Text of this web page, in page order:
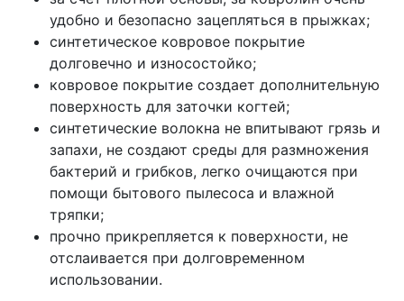
удобно и безопасно зацепляться в прыжках;
синтетическое ковровое покрытие
долговечно и износостойко;
ковровое покрытие создает дополнительную
поверхность для заточки когтей;
синтетические волокна не впитывают грязь и
запахи, не создают среды для размножения
бактерий и грибков, легко очищаются при
помощи бытового пылесоса и влажной
тряпки;
прочно прикрепляется к поверхности, не
отслаивается при долговременном
использовании.